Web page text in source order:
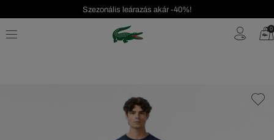
Szezonális leárazás akár -40%!
Ingyenes visszaküldés! 0